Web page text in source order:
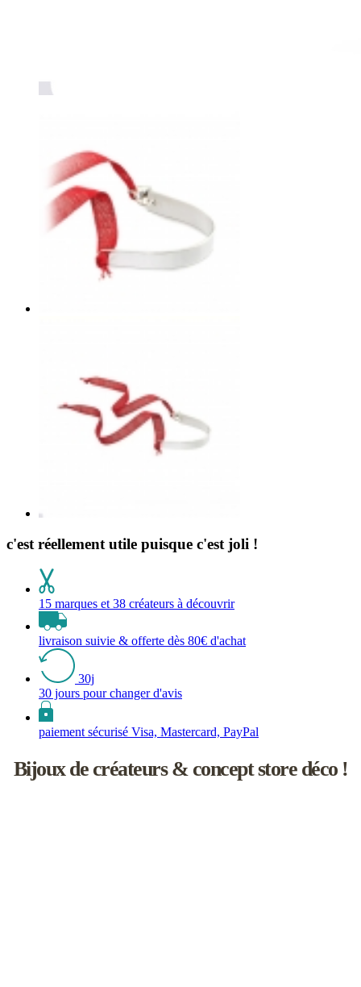
c'est réellement utile puisque c'est joli !
15 marques et 38 créateurs à découvrir
livraison suivie & offerte dès 80€ d'achat
30j
30 jours pour changer d'avis
paiement sécurisé Visa, Mastercard, PayPal
Bijoux de créateurs & concept store déco !